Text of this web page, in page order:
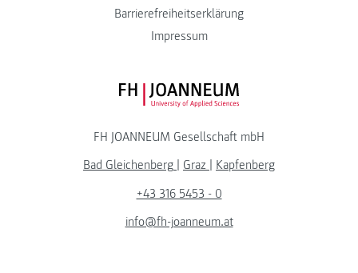
Barrierefreiheitserklärung
Impressum
FH JOANNEUM Logo
FH JOANNEUM Gesellschaft mbH
Bad Gleichenberg
Graz
Kapfenberg
+43 316 5453 - 0
info@fh-joanneum.at